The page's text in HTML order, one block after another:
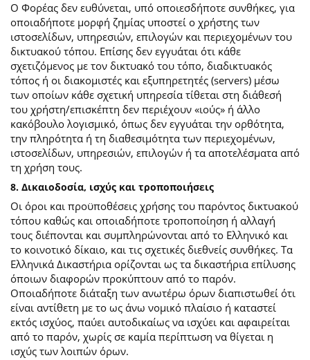
Ο Φορέας δεν ευθύνεται, υπό οποιεσδήποτε συνθήκες, για
οποιαδήποτε μορφή ζημίας υποστεί ο χρήστης των
ιστοσελίδων, υπηρεσιών, επιλογών και περιεχομένων του
δικτυακού τόπου. Επίσης δεν εγγυάται ότι κάθε
σχετιζόμενος με τον δικτυακό του τόπο, διαδικτυακός
τόπος ή οι διακομιστές και εξυπηρετητές (servers) μέσω
των οποίων κάθε σχετική υπηρεσία τίθεται στη διάθεσή
του χρήστη/επισκέπτη δεν περιέχουν «ιούς» ή άλλο
κακόβουλο λογισμικό, όπως δεν εγγυάται την ορθότητα,
την πληρότητα ή τη διαθεσιμότητα των περιεχομένων,
ιστοσελίδων, υπηρεσιών, επιλογών ή τα αποτελέσματα από
τη χρήση τους.
8. Δικαιοδοσία, ισχύς και τροποποιήσεις
Οι όροι και προϋποθέσεις χρήσης του παρόντος δικτυακού
τόπου καθώς και οποιαδήποτε τροποποίηση ή αλλαγή
τους διέπονται και συμπληρώνονται από το Ελληνικό και
το κοινοτικό δίκαιο, και τις σχετικές διεθνείς συνθήκες. Τα
Ελληνικά Δικαστήρια ορίζονται ως τα δικαστήρια επίλυσης
όποιων διαφορών προκύπτουν από το παρόν.
Οποιαδήποτε διάταξη των ανωτέρω όρων διαπιστωθεί ότι
είναι αντίθετη με το ως άνω νομικό πλαίσιο ή καταστεί
εκτός ισχύος, παύει αυτοδικαίως να ισχύει και αφαιρείται
από το παρόν, χωρίς σε καμία περίπτωση να θίγεται η
ισχύς των λοιπών όρων.